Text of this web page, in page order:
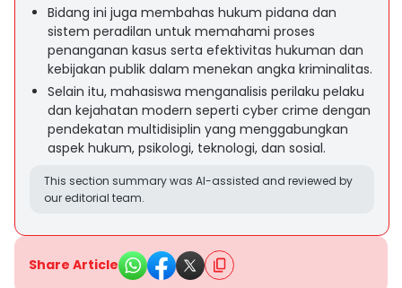
Bidang ini juga membahas hukum pidana dan
sistem peradilan untuk memahami proses
penanganan kasus serta efektivitas hukuman dan
kebijakan publik dalam menekan angka kriminalitas.
Selain itu, mahasiswa menganalisis perilaku pelaku
dan kejahatan modern seperti cyber crime dengan
pendekatan multidisiplin yang menggabungkan
aspek hukum, psikologi, teknologi, dan sosial.
This section summary was AI-assisted and reviewed by
our editorial team.
Share Article